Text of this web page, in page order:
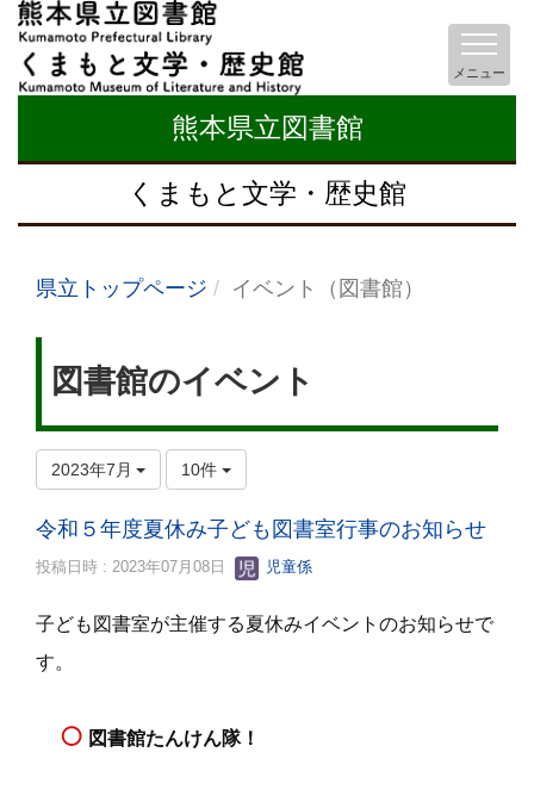
熊本県立図書館
くまもと文学・歴史館
メニュー
県立トップページ イベント（図書館）
図書館のイベント
2023年7月 10件
令和５年度夏休み子ども図書室行事のお知らせ
投稿日時 : 2023年07月08日 児童係
子ども図書室が主催する夏休みイベントのお知らせで
す。
図書館たんけん隊！